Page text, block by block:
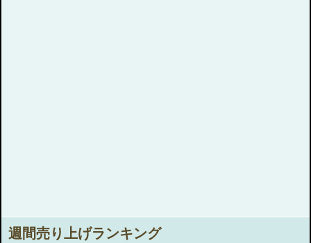
週間売り上げランキング